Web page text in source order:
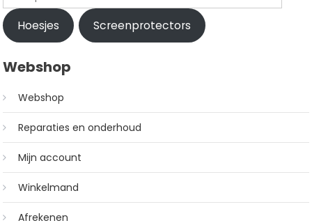
Hoesjes Screenprotectors
Webshop
Webshop
Reparaties en onderhoud
Mijn account
Winkelmand
Afrekenen